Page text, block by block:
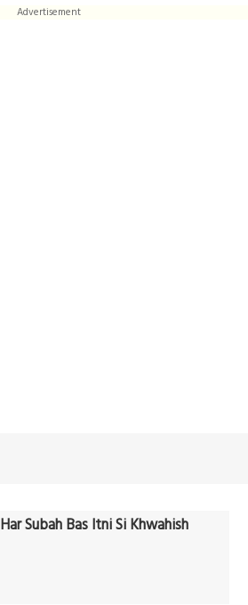
Advertisement
Har Subah Bas Itni Si Khwahish